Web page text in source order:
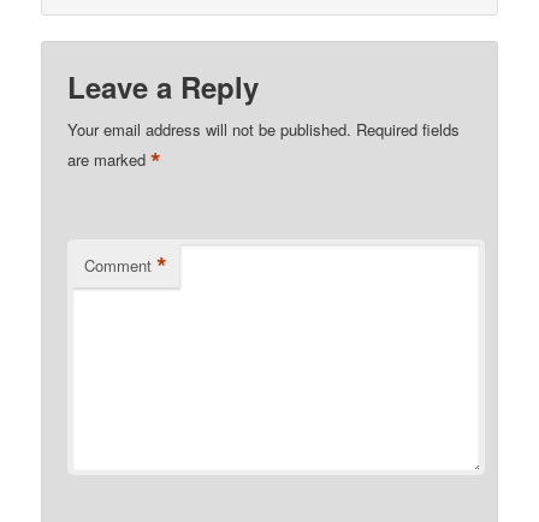
Leave a Reply
Your email address will not be published. Required fields
are marked*
Comment *